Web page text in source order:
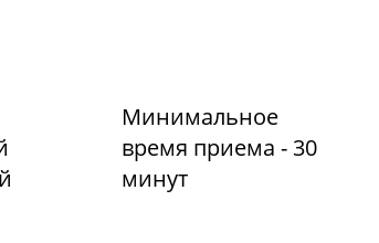
Минимальное
время приема - 30
минут